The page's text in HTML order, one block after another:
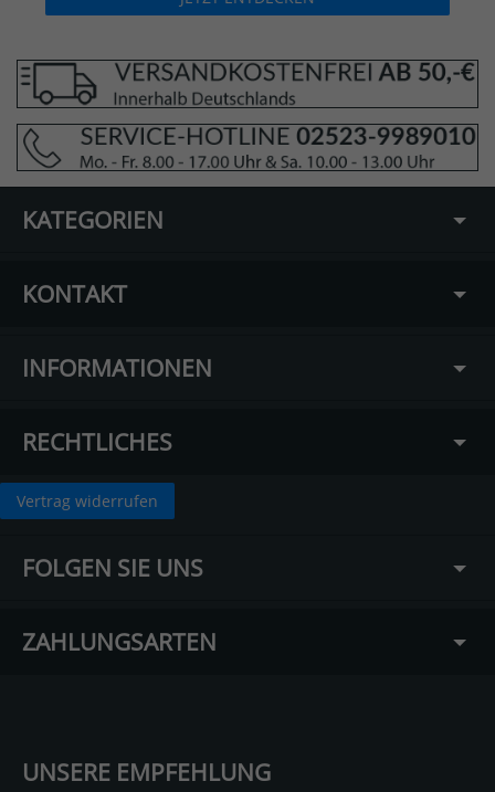
KATEGORIEN
KONTAKT
INFORMATIONEN
RECHTLICHES
Vertrag widerrufen
FOLGEN SIE UNS
ZAHLUNGSARTEN
UNSERE EMPFEHLUNG